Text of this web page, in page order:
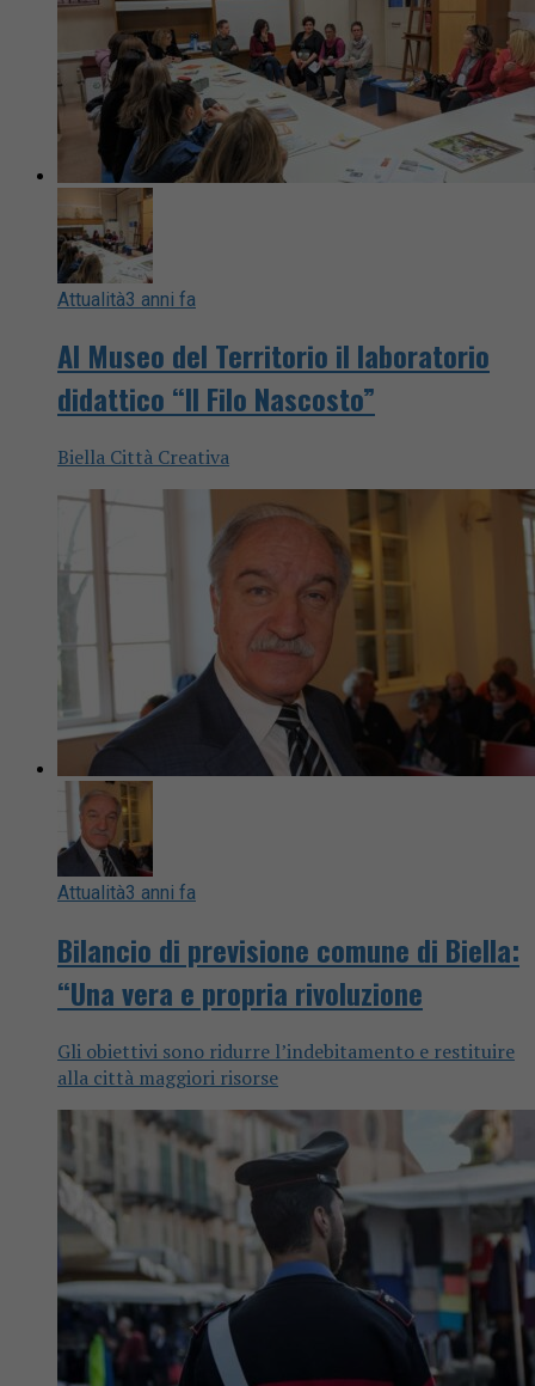
Attualità3 anni fa
Al Museo del Territorio il laboratorio
didattico “Il Filo Nascosto”
Biella Città Creativa
Attualità3 anni fa
Bilancio di previsione comune di Biella:
“Una vera e propria rivoluzione
Gli obiettivi sono ridurre l’indebitamento e restituire
alla città maggiori risorse